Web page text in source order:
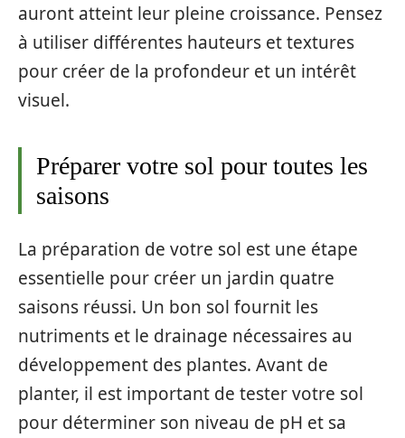
auront atteint leur pleine croissance. Pensez
à utiliser différentes hauteurs et textures
pour créer de la profondeur et un intérêt
visuel.
Préparer votre sol pour toutes les
saisons
La préparation de votre sol est une étape
essentielle pour créer un jardin quatre
saisons réussi. Un bon sol fournit les
nutriments et le drainage nécessaires au
développement des plantes. Avant de
planter, il est important de tester votre sol
pour déterminer son niveau de pH et sa